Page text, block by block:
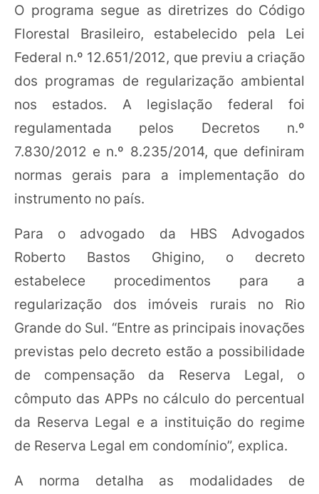
O programa segue as diretrizes do Código
Florestal Brasileiro, estabelecido pela Lei
Federal n.º 12.651/2012, que previu a criação
dos programas de regularização ambiental
nos estados. A legislação federal foi
regulamentada pelos Decretos n.º
7.830/2012 e n.º 8.235/2014, que definiram
normas gerais para a implementação do
instrumento no país.
Para o advogado da HBS Advogados
Roberto Bastos Ghigino, o decreto
estabelece procedimentos para a
regularização dos imóveis rurais no Rio
Grande do Sul. “Entre as principais inovações
previstas pelo decreto estão a possibilidade
de compensação da Reserva Legal, o
cômputo das APPs no cálculo do percentual
da Reserva Legal e a instituição do regime
de Reserva Legal em condomínio”, explica.
A norma detalha as modalidades de